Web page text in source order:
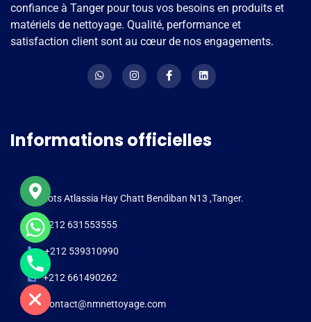
confiance à Tanger pour tous vos besoins en produits et
matériels de nettoyage. Qualité, performance et
satisfaction client sont au cœur de nos engagements.
Informations officielles
Lots Atlassia Hay Chatt Bendiban N13 ,Tanger.
+212 631553555
+212 539310990
+212 661490262
contact@nmnettoyage.com
chaty